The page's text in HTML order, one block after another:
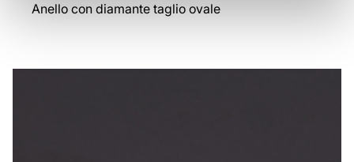
Anello con diamante taglio ovale